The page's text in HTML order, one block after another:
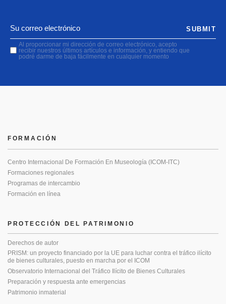
Al proporcionar mi dirección de correo electrónico, acepto
recibir nuestros últimos artículos e información, y entiendo que
podré darme de baja fácilmente en cualquier momento
SUBMIT
PROTECCIÓN DEL PATRIMONIO
Derechos de autor
PRISM: un proyecto financiado por la UE para luchar contra el tráfico ilícito
de bienes culturales, puesto en marcha por el ICOM
Observatorio Internacional del Tráfico Ilícito de Bienes Culturales
Preparación y respuesta ante emergencias
Patrimonio inmaterial
FORMACIÓN
Centro Internacional De Formación En Museología (ICOM-ITC)
Formaciones regionales
Programas de intercambio
Formación en línea